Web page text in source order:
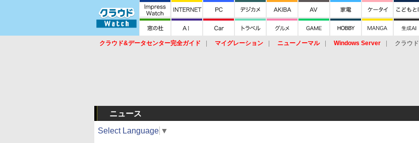
クラウド&データセンター完全ガイド マイグレーション ニューノーマル Windows Server クラウド
ニュース
Select Language ▼